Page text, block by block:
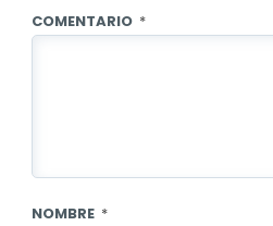
COMENTARIO *
NOMBRE *